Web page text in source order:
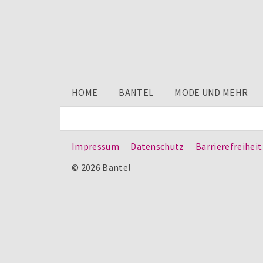
HOME BANTEL MODE UND MEHR
Impressum Datenschutz
Barrierefreiheit
© 2026 Bantel